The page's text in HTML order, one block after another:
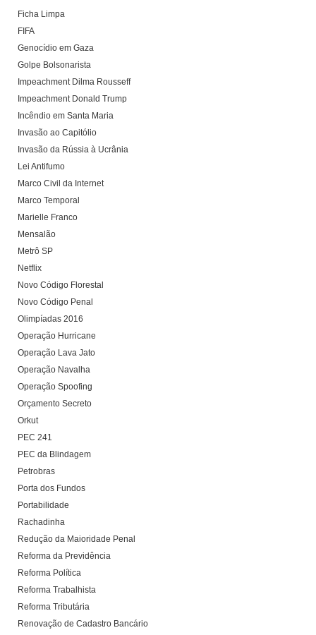
Ficha Limpa
FIFA
Genocídio em Gaza
Golpe Bolsonarista
Impeachment Dilma Rousseff
Impeachment Donald Trump
Incêndio em Santa Maria
Invasão ao Capitólio
Invasão da Rússia à Ucrânia
Lei Antifumo
Marco Civil da Internet
Marco Temporal
Marielle Franco
Mensalão
Metrô SP
Netflix
Novo Código Florestal
Novo Código Penal
Olimpíadas 2016
Operação Hurricane
Operação Lava Jato
Operação Navalha
Operação Spoofing
Orçamento Secreto
Orkut
PEC 241
PEC da Blindagem
Petrobras
Porta dos Fundos
Portabilidade
Rachadinha
Redução da Maioridade Penal
Reforma da Previdência
Reforma Política
Reforma Trabalhista
Reforma Tributária
Renovação de Cadastro Bancário